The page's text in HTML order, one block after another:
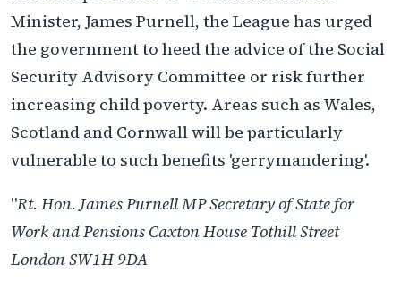
Minister, James Purnell, the League has urged
the government to heed the advice of the Social
Security Advisory Committee or risk further
increasing child poverty. Areas such as Wales,
Scotland and Cornwall will be particularly
vulnerable to such benefits 'gerrymandering'.
"Rt. Hon. James Purnell MP Secretary of State for
Work and Pensions Caxton House Tothill Street
London SW1H 9DA